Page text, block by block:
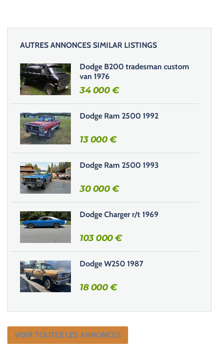
s
e
r
c
c
h
a
m
p
v
d
e
.
AUTRES ANNONCES SIMILAR LISTINGS
Dodge B200 tradesman custom
van 1976
34 000€
Dodge Ram 2500 1992
13 000€
Dodge Ram 2500 1993
30 000€
Dodge Charger r/t 1969
103 000€
Dodge W250 1987
18 000€
VOIR TOUTES LES ANNONCES